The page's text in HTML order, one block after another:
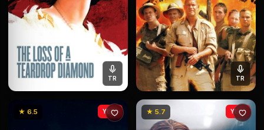
TR TR
★ 6.5 YENİ ★ 5.7 YENİ